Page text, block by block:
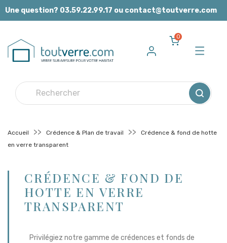
Panneau de gestion des cookies
Une question? 03.59.22.99.17 ou contact@toutverre.com
0
Accueil Crédence & Plan de travail
Crédence & fond de hotte
en verre transparent
CRÉDENCE & FOND DE
HOTTE EN VERRE
TRANSPARENT
Privilégiez notre gamme de crédences et fonds de